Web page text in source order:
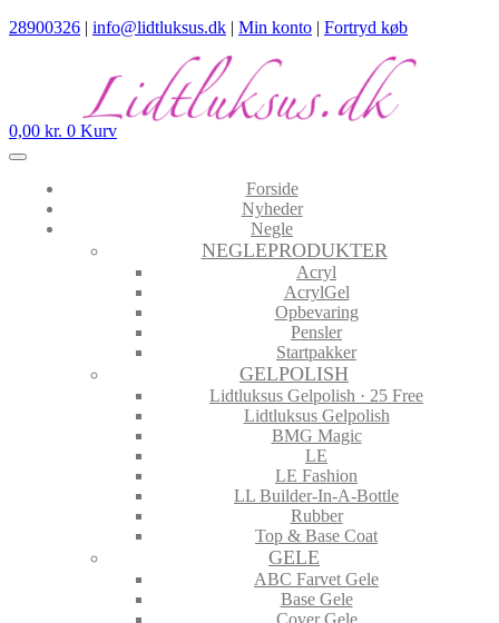
28900326 | info@lidtluksus.dk | Min konto | Fortryd køb
0,00 kr. 0 Kurv
Forside
Nyheder
Negle
NEGLEPRODUKTER
Acryl
AcrylGel
Opbevaring
Pensler
Startpakker
GELPOLISH
Lidtluksus Gelpolish · 25 Free
Lidtluksus Gelpolish
BMG Magic
LE
LE Fashion
LL Builder-In-A-Bottle
Rubber
Top & Base Coat
GELE
ABC Farvet Gele
Base Gele
Cover Gele